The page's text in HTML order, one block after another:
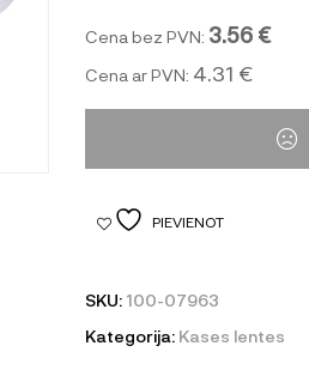
Cena bez PVN: 3.56 €
Cena ar PVN: 4.31 €
PIEVIENOT
SKU: 100-07963
Kategorija: Kases lentes